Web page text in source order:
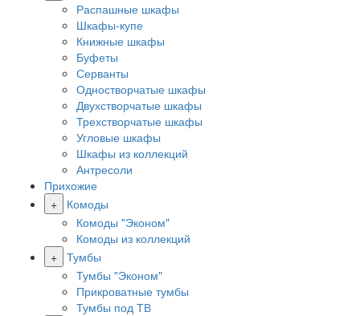
Распашные шкафы
Шкафы-купе
Книжные шкафы
Буфеты
Серванты
Одностворчатые шкафы
Двухстворчатые шкафы
Трехстворчатые шкафы
Угловые шкафы
Шкафы из коллекций
Антресоли
Прихожие
+
Комоды
Комоды "Эконом"
Комоды из коллекций
+ Тумбы
Тумбы "Эконом"
Прикроватные тумбы
Тумбы под ТВ